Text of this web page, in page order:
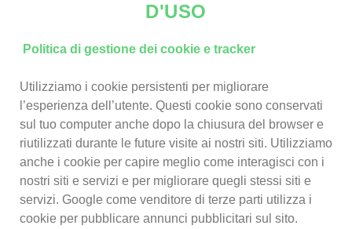
D'USO
Politica di gestione dei cookie e tracker
Utilizziamo i cookie persistenti per migliorare
l’esperienza dell’utente. Questi cookie sono conservati
sul tuo computer anche dopo la chiusura del browser e
riutilizzati durante le future visite ai nostri siti. Utilizziamo
anche i cookie per capire meglio come interagisci con i
nostri siti e servizi e per migliorare quegli stessi siti e
servizi. Google come venditore di terze parti utilizza i
cookie per pubblicare annunci pubblicitari sul sito.